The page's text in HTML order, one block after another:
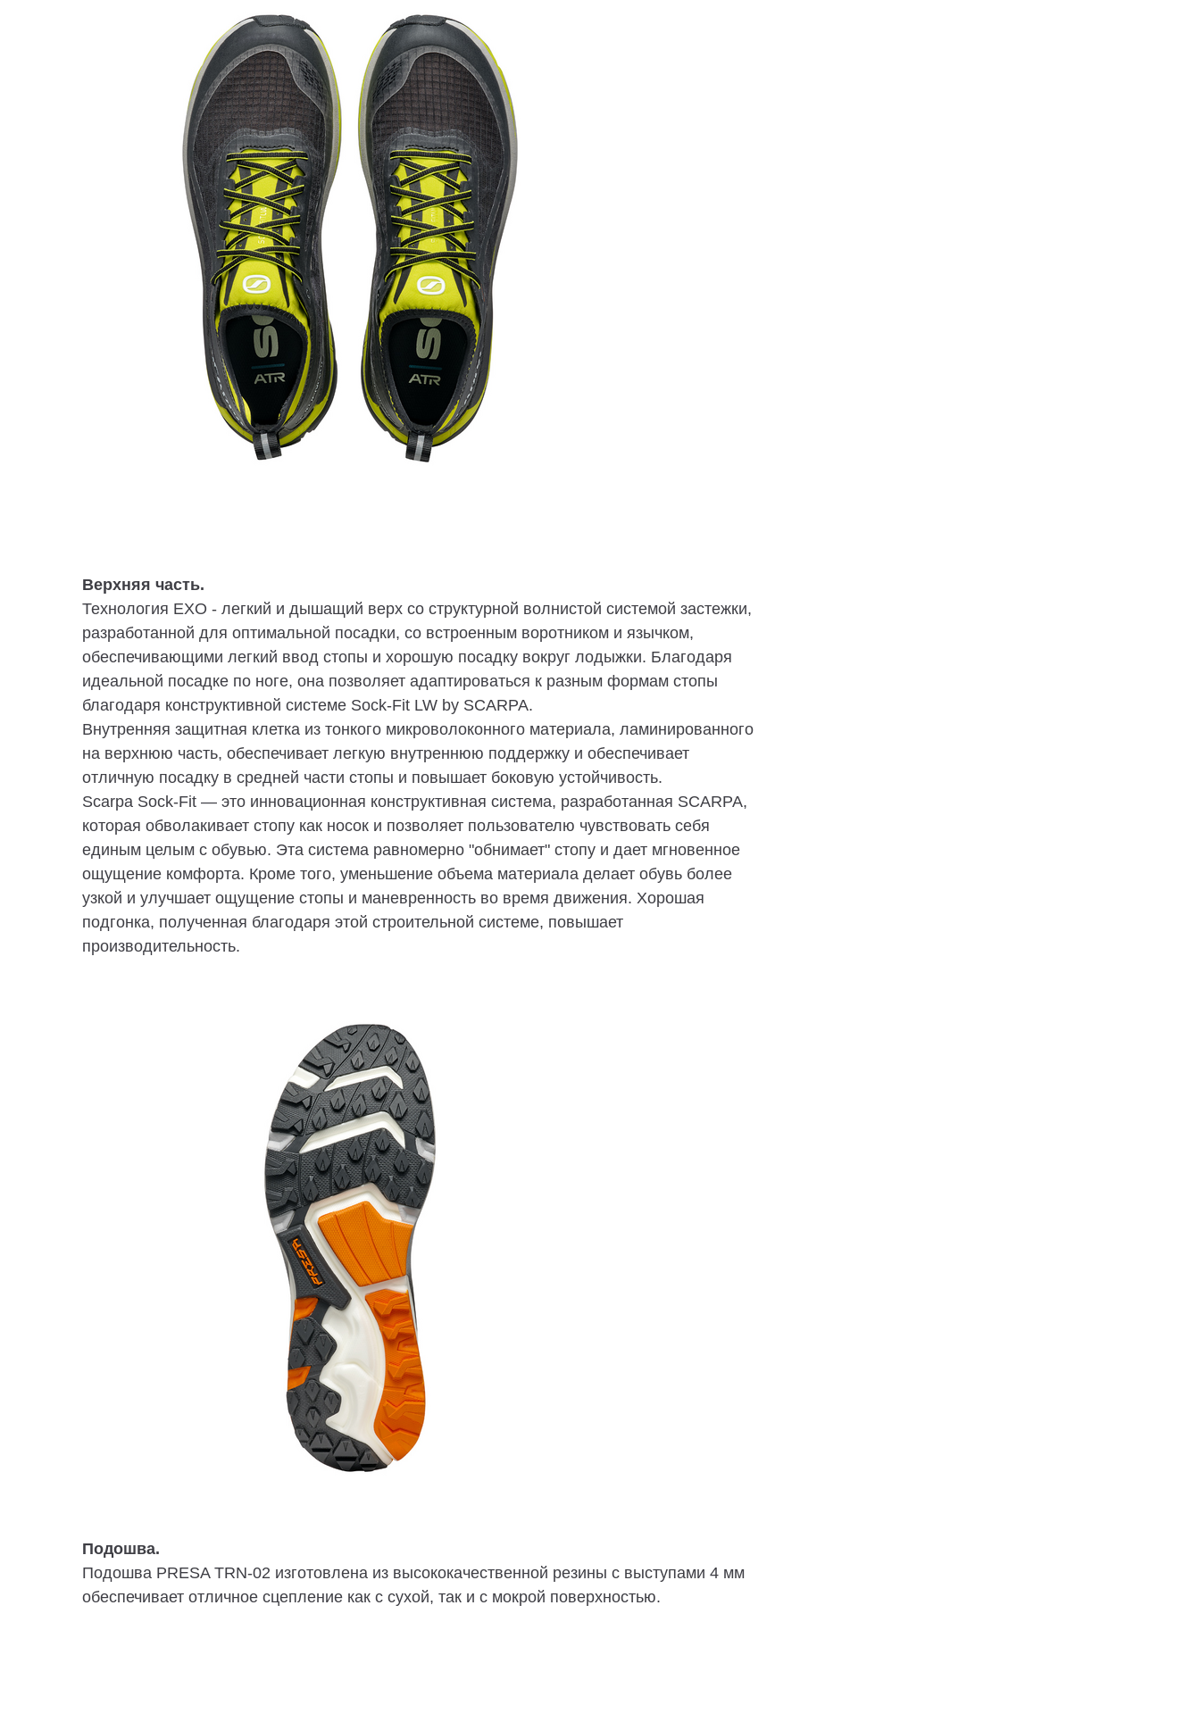
Верхняя часть.
Технология EXO - легкий и дышащий верх со структурной волнистой системой застежки,
разработанной для оптимальной посадки, со встроенным воротником и язычком,
обеспечивающими легкий ввод стопы и хорошую посадку вокруг лодыжки. Благодаря
идеальной посадке по ноге, она позволяет адаптироваться к разным формам стопы
благодаря конструктивной системе Sock-Fit LW by SCARPA.
Внутренняя защитная клетка из тонкого микроволоконного материала, ламинированного
на верхнюю часть, обеспечивает легкую внутреннюю поддержку и обеспечивает
отличную посадку в средней части стопы и повышает боковую устойчивость.
Scarpa Sock-Fit — это инновационная конструктивная система, разработанная SCARPA,
которая обволакивает стопу как носок и позволяет пользователю чувствовать себя
единым целым с обувью. Эта система равномерно "обнимает" стопу и дает мгновенное
ощущение комфорта. Кроме того, уменьшение объема материала делает обувь более
узкой и улучшает ощущение стопы и маневренность во время движения. Хорошая
подгонка, полученная благодаря этой строительной системе, повышает
производительность.
Подошва.
Подошва PRESA TRN-02 изготовлена ​​из высококачественной резины с выступами 4 мм
обеспечивает отличное сцепление как с сухой, так и с мокрой поверхностью.